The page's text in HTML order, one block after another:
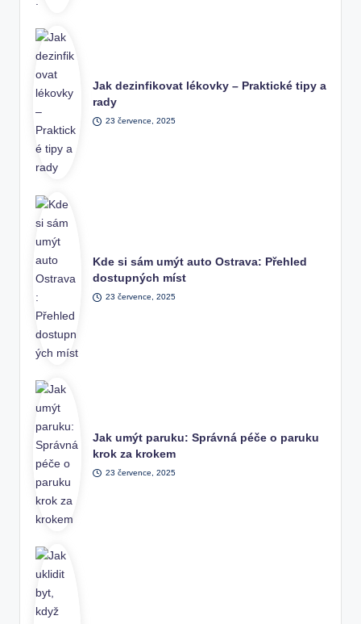
Jak dezinfikovat lékovky – Praktické tipy a
rady
23 července, 2025
Kde si sám umýt auto Ostrava: Přehled
dostupných míst
23 července, 2025
Jak umýt paruku: Správná péče o paruku
krok za krokem
23 července, 2025